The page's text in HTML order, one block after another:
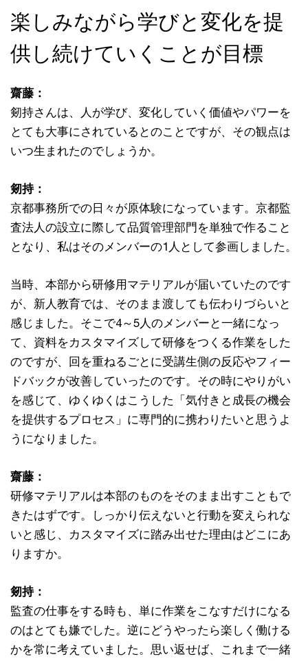
楽しみながら学びと変化を提
供し続けていくことが目標
齋藤：
剱持さんは、人が学び、変化していく価値やパワーを
とても大事にされているとのことですが、その観点は
いつ生まれたのでしょうか。
剱持：
京都事務所での日々が原体験になっています。京都監
査法人の設立に際して品質管理部門を単独で作ること
となり、私はそのメンバーの1人として参画しました。
当時、本部から研修用マテリアルが届いていたのです
が、新人教育では、そのまま渡しても伝わりづらいと
感じました。そこで4～5人のメンバーと一緒になっ
て、資料をカスタマイズして研修をつくる作業をした
のですが、回を重ねるごとに受講生側の反応やフィー
ドバックが改善していったのです。その時にやりがい
を感じて、ゆくゆくはこうした「気付きと成長の機会
を提供するプロセス」に専門的に携わりたいと思うよ
うになりました。
齋藤：
研修マテリアルは本部のものをそのまま出すこともで
きたはずです。しっかり伝えないと行動を変えられな
いと感じ、カスタマイズに踏み出せた理由はどこにあ
りますか。
剱持：
監査の仕事をする時も、単に作業をこなすだけになる
のはとても嫌でした。逆にどうやったら楽しく働ける
かを常に考えていました。思い返せば、これまで一緒